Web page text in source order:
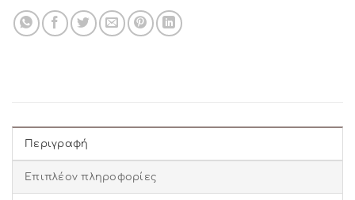
Περιγραφή
Επιπλέον πληροφορίες